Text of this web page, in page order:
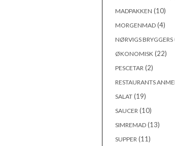
MADPAKKEN (10)
MORGENMAD(4)
NØRVIGS BRYGGERS
ØKONOMISK (22)
PESCETAR (2)
RESTAURANTS
SALAT(19)
SAUCER (10)
SIMREMAD(13)
SUPPER (11)